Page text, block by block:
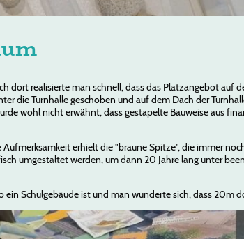
dort realisierte man schnell, dass das Platzangebot auf
die Turnhalle geschoben und auf dem Dach der
wohl nicht erwähnt, dass gestapelte Bauweise aus
erhielt die "braune Spitze", die immer
umgestaltet werden, um dann 20 Jahre lang unter
Schulgebäude ist und man wunderte sich, dass 20m